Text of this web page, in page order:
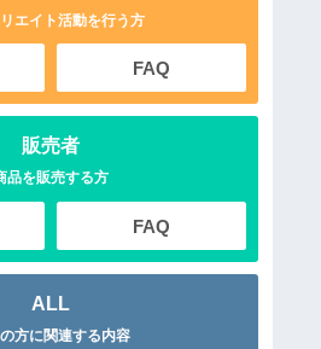
エイト活動を行う方
FAQ
販売者
品を販売する方
FAQ
ALL
方に関連する内容